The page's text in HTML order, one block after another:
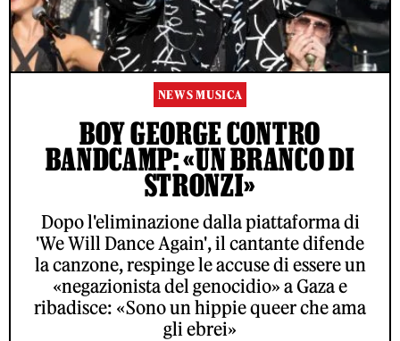
NEWS MUSICA
BOY GEORGE CONTRO
BANDCAMP: «UN BRANCO DI
STRONZI»
Dopo l'eliminazione dalla piattaforma di
'We Will Dance Again', il cantante difende
la canzone, respinge le accuse di essere un
«negazionista del genocidio» a Gaza e
ribadisce: «Sono un hippie queer che ama
gli ebrei»